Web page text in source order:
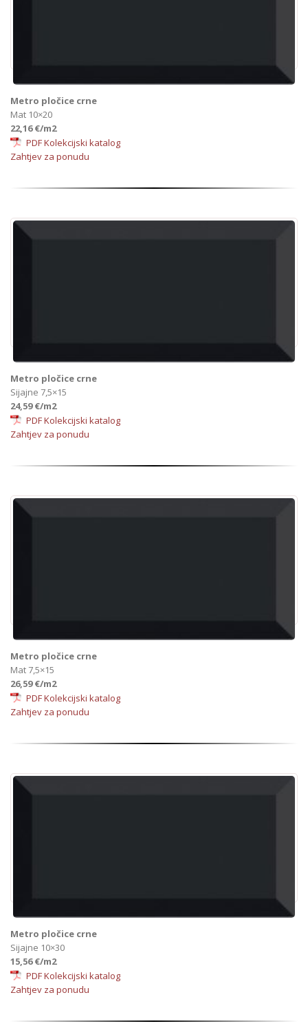
Metro pločice crne
Mat 10×20
22,16 €/m2
PDF Kolekcijski katalog
Zahtjev za ponudu
Metro pločice crne
Sijajne 7,5×15
24,59 €/m2
PDF Kolekcijski katalog
Zahtjev za ponudu
Metro pločice crne
Mat 7,5×15
26,59 €/m2
PDF Kolekcijski katalog
Zahtjev za ponudu
Metro pločice crne
Sijajne 10×30
15,56 €/m2
PDF Kolekcijski katalog
Zahtjev za ponudu